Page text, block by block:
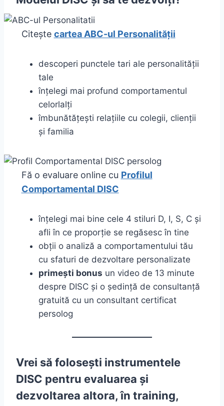
Citește cartea ABC-ul Personalității
descoperi punctele tari ale personalității
tale
înțelegi mai profund comportamentul
celorlalți
îmbunătățești relațiile cu colegii, clienții
și familia
Fă o evaluare online cu Profilul
Comportamental DISC
înțelegi mai bine cele 4 stiluri D, I, S, C și
afli în ce proporție se regăsesc în tine
obții o analiză a comportamentului tău
cu sfaturi de dezvoltare personalizate
primești bonus un video de 13 minute
despre DISC și o ședință de consultanță
gratuită cu un consultant certificat
persolog
Vrei să folosești instrumentele
DISC pentru evaluarea și
dezvoltarea altora, în training,